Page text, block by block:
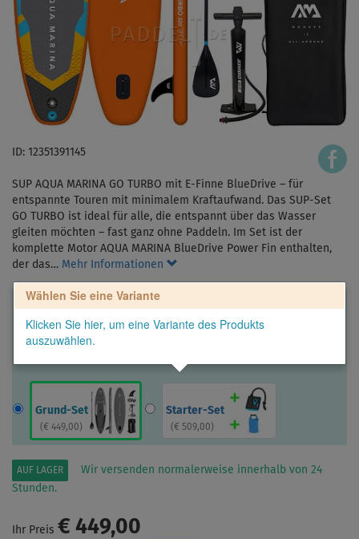
ID: 12351391145
SUP AQUA MARINA GO TURBO mit E-Finne BlueDrive – für
entspannte Touren mit minimalem Kraftaufwand. Das SUP-Set
GO TURBO ist ideal für alle, die entspannt über das Wasser
gleiten möchten – fast ganz ohne Paddeln. Im Set ist der
komplette Motor AQUA MARINA BlueDrive Power Fin enthalten,
der das… Mehr Informationen
Wählen Sie eine Variante
Klicken Sie hier, um eine Variante des Produkts
auszuwählen.
Grund-Set
( € 449,00)
Starter-Set
( € 509,00)
AUF LAGER
Wir versenden normalerweise innerhalb von 24
Stunden.
Ihr Preis € 449,00